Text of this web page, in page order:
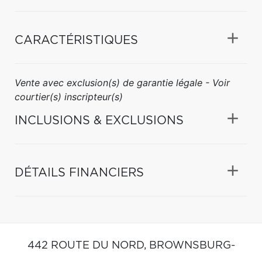
CARACTÉRISTIQUES
Vente avec exclusion(s) de garantie légale - Voir
courtier(s) inscripteur(s)
INCLUSIONS & EXCLUSIONS
DÉTAILS FINANCIERS
442 ROUTE DU NORD, BROWNSBURG-